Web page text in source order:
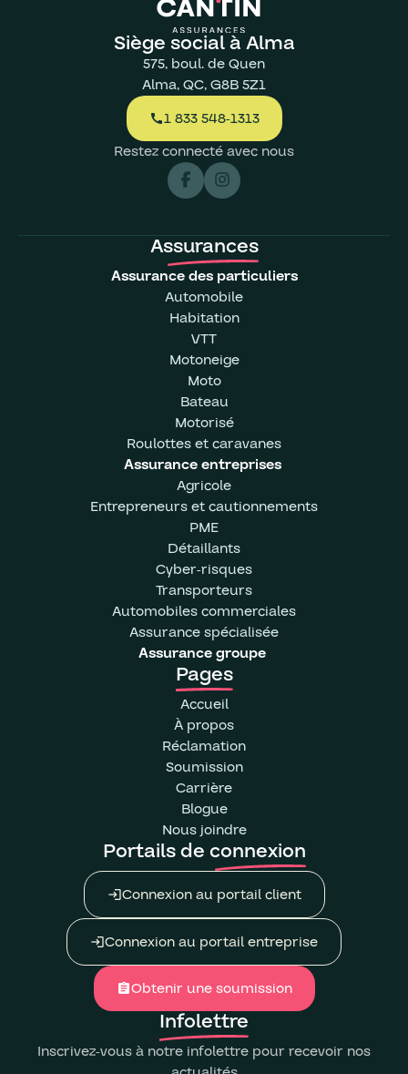
Siège social à Alma
575, boul. de Quen
Alma, QC, G8B 5Z1
call1 833 548-1313
Restez connecté avec nous
Assurances
Assurance des particuliers
Automobile
Habitation
VTT
Motoneige
Moto
Bateau
Motorisé
Roulottes et caravanes
Assurance entreprises
Agricole
Entrepreneurs et cautionnements
PME
Détaillants
Cyber-risques
Transporteurs
Automobiles commerciales
Assurance spécialisée
Assurance groupe
Pages
Accueil
À propos
Réclamation
Soumission
Carrière
Blogue
Nous joindre
Portails de connexion
loginConnexion au portail client
loginConnexion au portail entreprise
assignmentObtenir une soumission
Infolettre
Inscrivez-vous à notre infolettre pour recevoir nos